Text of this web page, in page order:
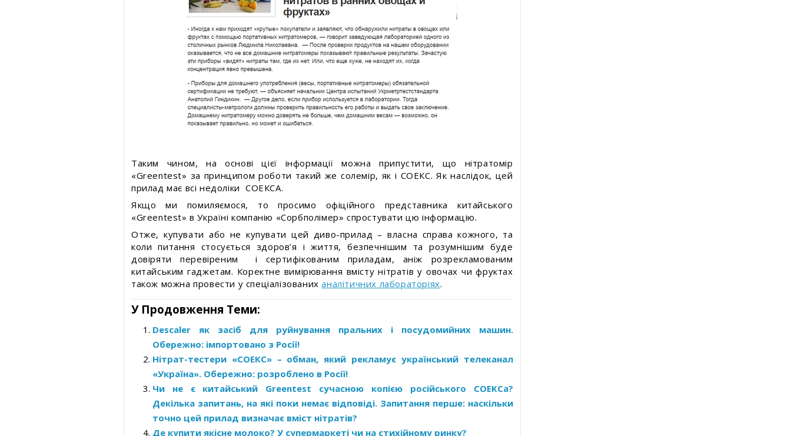
Таким чином, на основі цієї інформації можна припустити, що нітратомір
«Greentest» за принципом роботи такий же солемір, як і СОЕКС. Як наслідок, цей
прилад має всі недоліки СОЕКСА.
Якщо ми помиляємося, то просимо офіційного представника китайського
«Greentest» в Україні компанію «Сорбполімер» спростувати цю інформацію.
Отже, купувати або не купувати цей диво-прилад – власна справа кожного, та
коли питання стосується здоров’я і життя, безпечнішим та розумнішим буде
довіряти перевіреним і сертифікованим приладам, аніж розрекламованим
китайським гаджетам. Коректне вимірювання вмісту нітратів у овочах чи фруктах
також можна провести у спеціалізованиханалітичних лабораторіях.
У Продовження Теми:
Descaler як засіб для руйнування пральних і посудомийних машин.
Обережно: імпортовано з Росії!
Нітрат-тестери «СОЕКС» – обман, який рекламує український телеканал
«Україна». Обережно: розроблено в Росії!
Чи не є китайський Greentest сучасною копією російського COEKCа?
Декілька запитань, на які поки немає відповіді. Запитання перше: наскільки
точно цей прилад визначає вміст нітратів?
Де купити якісне молоко? У супермаркеті чи на стихійному ринку?